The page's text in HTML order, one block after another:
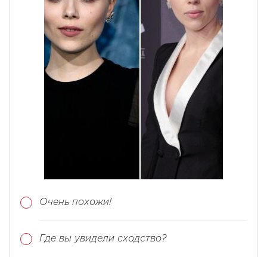
Очень похожи!
Где вы увидели сходство?